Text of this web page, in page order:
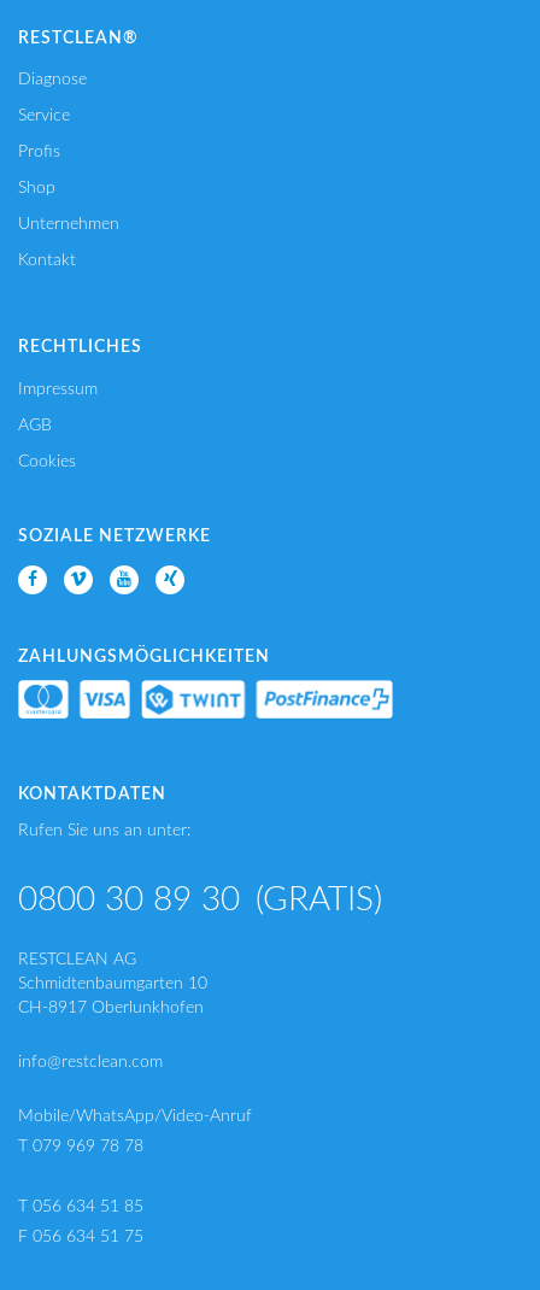
RESTCLEAN®
Diagnose
Service
Profis
Shop
Unternehmen
Kontakt
RECHTLICHES
Impressum
AGB
Cookies
SOZIALE NETZWERKE
ZAHLUNGSMÖGLICHKEITEN
KONTAKTDATEN
Rufen Sie uns an unter:
0800 30 89 30 (GRATIS)
RESTCLEAN AG
Schmidtenbaumgarten 10
CH-8917 Oberlunkhofen
info@restclean.com
Mobile/WhatsApp/Video-Anruf
T 079 969 78 78
T 056 634 51 85
F 056 634 51 75